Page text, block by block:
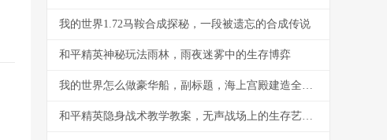
我的世界1.72马鞍合成探秘，一段被遗忘的合成传说
和平精英神秘玩法雨林，雨夜迷雾中的生存博弈
我的世界怎么做豪华船，副标题，海上宫殿建造全指南
和平精英隐身战术教学教案，无声战场上的生存艺术副标题